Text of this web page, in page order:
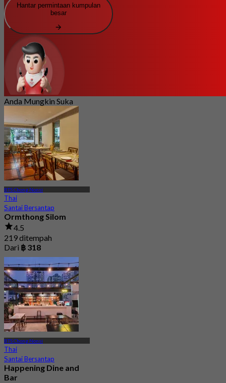
Hantar permintaan kumpulan
besar
Anda Mungkin Suka
BTS Chong Nonsi
Thai
Santai Bersantap
Ormthong Silom
4.5
219 ditempah
Dari ฿ 318
BTS Chong Nonsi
Thai
Santai Bersantap
Happening Dine and
Bar